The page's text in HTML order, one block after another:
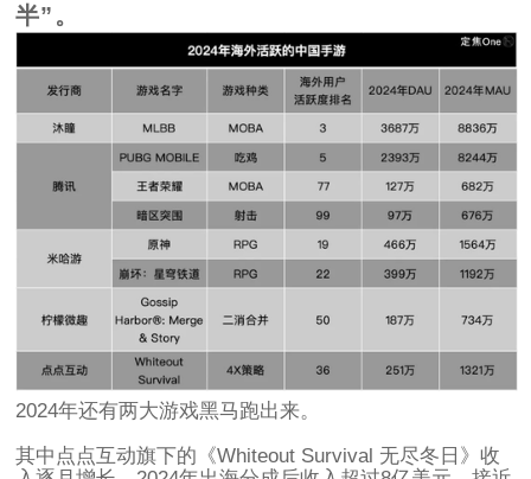
半”。
2024年还有两大游戏黑马跑出来。
其中点点互动旗下的《Whiteout Survival 无尽冬日》收